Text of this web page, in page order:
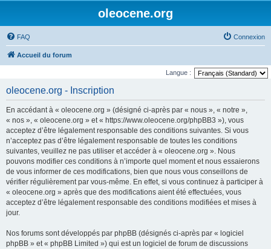
oleocene.org
FAQ Connexion
Accueil du forum
Langue :
oleocene.org - Inscription
En accédant à « oleocene.org » (désigné ci-après par « nous », « notre »,
« nos », « oleocene.org » et « https://www.oleocene.org/phpBB3 »), vous
acceptez d’être légalement responsable des conditions suivantes. Si vous
n’acceptez pas d’être légalement responsable de toutes les conditions
suivantes, veuillez ne pas utiliser et accéder à « oleocene.org ». Nous
pouvons modifier ces conditions à n’importe quel moment et nous essaierons
de vous informer de ces modifications, bien que nous vous conseillons de
vérifier régulièrement par vous-même. En effet, si vous continuez à participer à
« oleocene.org » après que des modifications aient été effectuées, vous
acceptez d’être légalement responsable des conditions modifiées et mises à
jour.
Nos forums sont développés par phpBB (désignés ci-après par « logiciel
phpBB » et « phpBB Limited ») qui est un logiciel de forum de discussions